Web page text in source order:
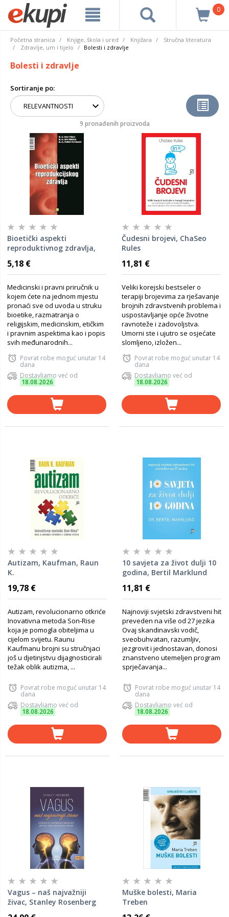
0
Početna stranica Knjige, škola i ured Knjižara
Stručna literatura
Zdravlje, um i tijelo
Bolesti i zdravlje
Bolesti i zdravlje
Sortiranje po:
9 pronađenih proizvoda
Bioetički aspekti
reproduktivnog zdravlja,
Vladimir,Klobučar, Ante
5,18 €
Medicinski i pravni priručnik u
kojem ćete na jednom mjestu
pronaći sve od uvoda u struku
bioetike, razmatranja o
religijskim, medicinskim, etičkim
i pravnim aspektima kao i popis
svih međunarodnih...
Povrat robe moguć unutar 14
dana
Dostavljamo već od
18.08.2026
Čudesni brojevi, ChaSeo
Rules
11,81 €
Veliki korejski bestseler o
terapiji brojevima za rješavanje
brojnih zdravstvenih problema i
uspostavljanje opće životne
ravnoteže i zadovoljstva.
Umorni ste i ujutro se osjećate
slomljeno, izložen...
Povrat robe moguć unutar 14
dana
Dostavljamo već od
18.08.2026
Autizam, Kaufman, Raun
K.
19,78 €
Autizam, revolucionarno otkriće
Inovativna metoda Son-Rise
koja je pomogla obiteljima u
cijelom svijetu. Raunu
Kaufmanu brojni su stručnjaci
još u djetinjstvu dijagnosticirali
težak oblik autizma, ...
Povrat robe moguć unutar 14
dana
Dostavljamo već od
18.08.2026
10 savjeta za život dulji 10
godina, Bertil Marklund
11,81 €
Najnoviji svjetski zdravstveni hit
preveden na više od 27 jezika
Ovaj skandinavski vodič,
sveobuhvatan, razumljiv,
jezgrovit i jednostavan, donosi
znanstveno utemeljen program
sprječavanja...
Povrat robe moguć unutar 14
dana
Dostavljamo već od
18.08.2026
Vagus – naš najvažniji
živac, Stanley Rosenberg
Muške bolesti, Maria
Treben